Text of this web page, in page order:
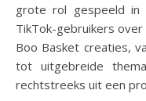
grote rol gespeeld in
TikTok-gebruikers
Boo Basket creaties,
tot uitgebreide
rechtstreeks uit een